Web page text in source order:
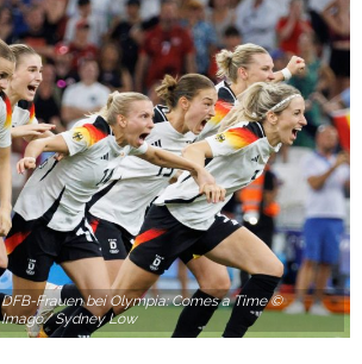
DFB-Frauen bei Olympia: Comes a Time ©
Imago/ Sydney Low